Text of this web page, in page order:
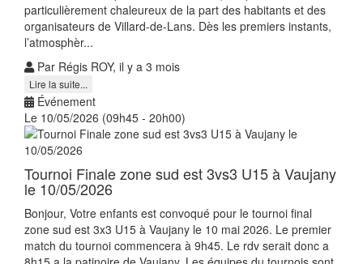
particulièrement chaleureux de la part des habitants et des
organisateurs de Villard-de-Lans. Dès les premiers instants,
l’atmosphèr...
Par Régis ROY, il y a 3 mois
Lire la suite...
Événement
Le 10/05/2026 (09h45 - 20h00)
Tournoi Finale zone sud est 3vs3 U15 à Vaujany
le 10/05/2026
Bonjour, Votre enfants est convoqué pour le tournoi final
zone sud est 3x3 U15 à Vaujany le 10 mai 2026. Le premier
match du tournoi commencera à 9h45. Le rdv serait donc a